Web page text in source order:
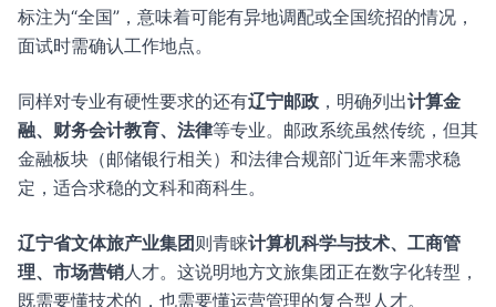
标注为“全国”，意味着可能有异地调配或全国统招的情况，
面试时需确认工作地点。
同样对专业有硬性要求的还有辽宁邮政 ，明确列出计算金
融、财务会计教育、法律等专业。邮政系统虽然传统，但其
金融板块（邮储银行相关）和法律合规部门近年来需求稳
定，适合求稳的文科和商科生。
辽宁省文体旅产业集团 则青睐计算机科学与技术、工商管
理、市场营销人才。这说明地方文旅集团正在数字化转型，
既需要懂技术的，也需要懂运营管理的复合型人才。